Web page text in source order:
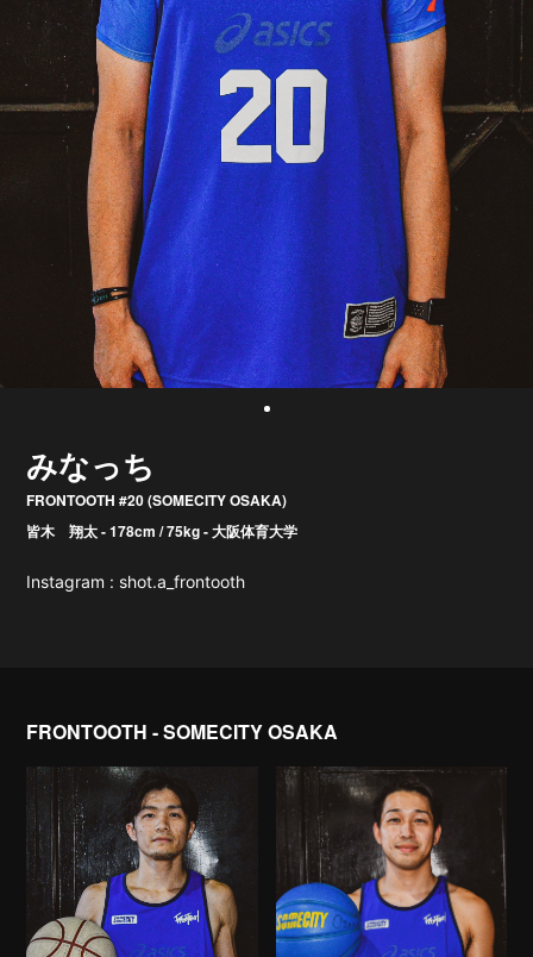
みなっち
FRONTOOTH #20 (SOMECITY OSAKA)
皆木 翔太 - 178cm / 75kg - 大阪体育大学
Instagram : shot.a_frontooth
FRONTOOTH - SOMECITY OSAKA